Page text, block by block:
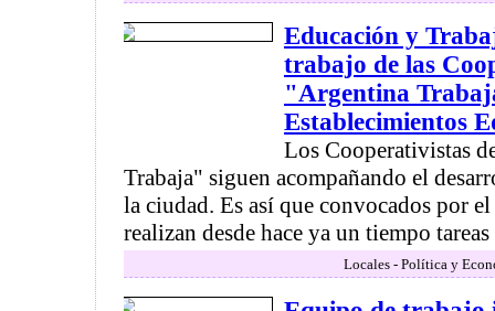
Educación y
trabajo de las
"Argentina
Establecimientos
Los Cooperativistas
Trabaja" siguen acompañando el
la ciudad. Es así que convocados por
realizan desde hace ya un tiempo tareas
Locales - Política y